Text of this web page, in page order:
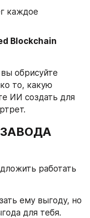
каждое
Blockchain
обрисуйте
то, какую
ИИ создать для
работать
ему выгоду, но
для тебя.